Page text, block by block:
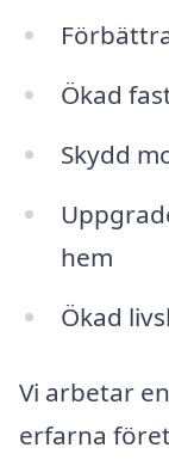
Ökad
Skydd
hem
Ökad
Vi arbetar
erfarna